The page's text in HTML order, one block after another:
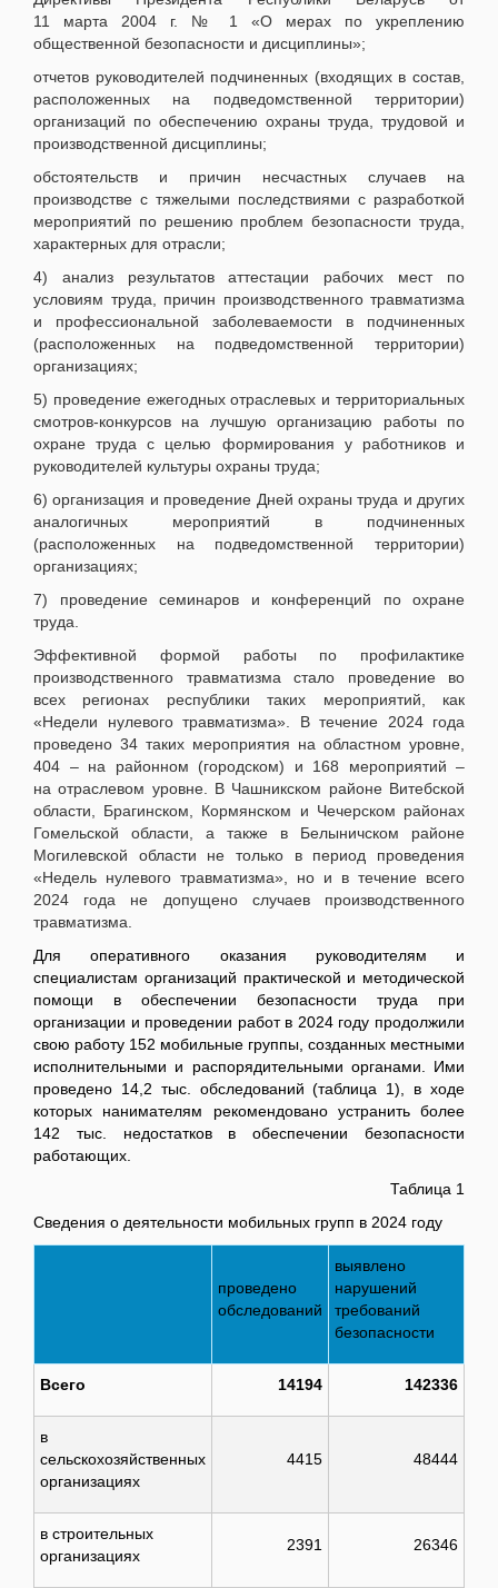
11 марта 2004 г. № 1 «О мерах по укреплению
общественной безопасности и дисциплины»;
отчетов руководителей подчиненных (входящих в состав,
расположенных на подведомственной территории)
организаций по обеспечению охраны труда, трудовой и
производственной дисциплины;
обстоятельств и причин несчастных случаев на
производстве с тяжелыми последствиями с разработкой
мероприятий по решению проблем безопасности труда,
характерных для отрасли;
4) анализ результатов аттестации рабочих мест по
условиям труда, причин производственного травматизма
и профессиональной заболеваемости в подчиненных
(расположенных на подведомственной территории)
организациях;
5) проведение ежегодных отраслевых и территориальных
смотров-конкурсов на лучшую организацию работы по
охране труда с целью формирования у работников и
руководителей культуры охраны труда;
6) организация и проведение Дней охраны труда и других
аналогичных мероприятий в подчиненных
(расположенных на подведомственной территории)
организациях;
7) проведение семинаров и конференций по охране
труда.
Эффективной формой работы по профилактике
производственного травматизма стало проведение во
всех регионах республики таких мероприятий, как
«Недели нулевого травматизма». В течение 2024 года
проведено 34 таких мероприятия на областном уровне,
404 – на районном (городском) и 168 мероприятий –
на отраслевом уровне. В Чашникском районе Витебской
области, Брагинском, Кормянском и Чечерском районах
Гомельской области, а также в Белыничском районе
Могилевской области не только в период проведения
«Недель нулевого травматизма», но и в течение всего
2024 года не допущено случаев производственного
травматизма.
Для оперативного оказания руководителям и
специалистам организаций практической и методической
помощи в обеспечении безопасности труда при
организации и проведении работ в 2024 году продолжили
свою работу 152 мобильные группы, созданных местными
исполнительными и распорядительными органами. Ими
проведено 14,2 тыс. обследований (таблица 1), в ходе
которых нанимателям рекомендовано устранить более
142 тыс. недостатков в обеспечении безопасности
работающих.
Таблица 1
Сведения о деятельности мобильных групп в 2024 году
проведено
обследований
выявлено
нарушений
требований
безопасности
Всего 14194 142336
в
сельскохозяйственных
организациях
4415 48444
в строительных
организациях
2391 26346